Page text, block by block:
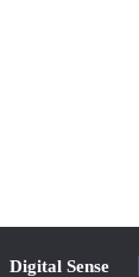
Digital Sense